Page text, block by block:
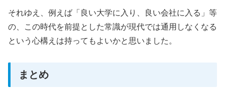
それゆえ、例えば「良い大学に入り、良い会社に入る」等
の、この時代を前提とした常識が現代では通用しなくなる
という心構えは持ってもよいかと思いました。
まとめ